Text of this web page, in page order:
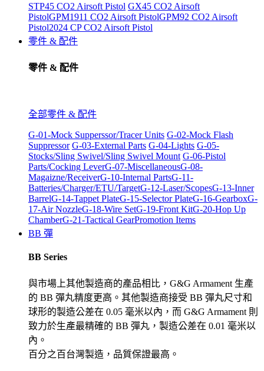
STP45 CO2 Airsoft Pistol GX45 CO2 Airsoft
PistolGPM1911 CO2 Airsoft PistolGPM92 CO2 Airsoft
Pistol2024 CP CO2 Airsoft Pistol
零件 & 配件
零件 & 配件
全部零件 & 配件
G-01-Mock Supperssor/Tracer Units G-02-Mock Flash
Suppressor G-03-External Parts G-04-Lights G-05-
Stocks/Sling Swivel/Sling Swivel Mount G-06-Pistol
Parts/Cocking LeverG-07-MiscellaneousG-08-
Magaizne/ReceiverG-10-Internal PartsG-11-
Batteries/Charger/ETU/TargetG-12-Laser/ScopesG-13-Inner
BarrelG-14-Tappet PlateG-15-Selector PlateG-16-GearboxG-
17-Air NozzleG-18-Wire SetG-19-Front KitG-20-Hop Up
ChamberG-21-Tactical GearPromotion Items
BB 彈
BB Series
與市場上其他製造商的產品相比，G&G Armament 生產
的 BB 彈丸精度更高。其他製造商接受 BB 彈丸尺寸和
球形的製造公差在 0.05 毫米以內，而 G&G Armament 則
致力於生產最精確的 BB 彈丸，製造公差在 0.01 毫米以
內。
百分之百台灣製造，品質保證最高。